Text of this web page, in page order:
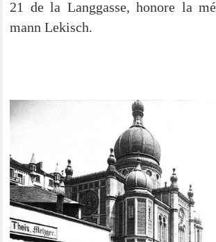
21 de la Lang­gas­se, hono­re la
mann Lekisch.